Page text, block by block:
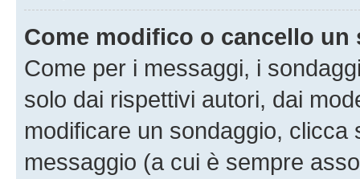
Come modifico o cancello un
Come per i messaggi, i
solo dai rispettivi autori, dai
modificare un sondaggio,
messaggio (a cui è sempre